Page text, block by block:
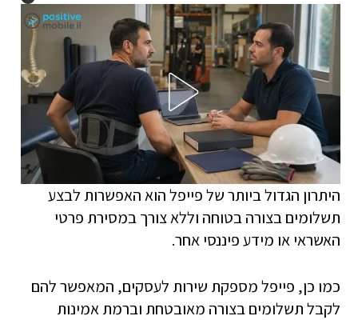
היתרון הגדול ביותר של פייפל הוא האפשרות לבצע
תשלומים בצורה בטוחה וללא צורך במסירת פרטי
האשראי או מידע פיננסי אחר.
כמו כן, פייפל מספקת שירות לעסקים, המאפשר להם
לקבל תשלומים בצורה מאובטחת וברמת אמינות